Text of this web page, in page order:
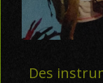
Des